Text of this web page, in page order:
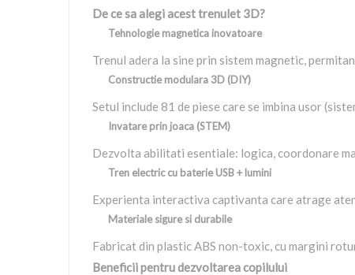
De ce sa alegi acest trenulet 3D?
Tehnologie magnetica inovatoare
Trenul adera la sine prin sistem magnetic,
Constructie modulara 3D (DIY)
Setul include 81 de piese care se imbina usor
Invatare prin joaca (STEM)
Dezvolta abilitati esentiale: logica, coordonare
Tren electric cu baterie USB + lumini
Experienta interactiva captivanta care atrage
Materiale sigure si durabile
Fabricat din plastic ABS non-toxic, cu margini
Beneficii pentru dezvoltarea copilului